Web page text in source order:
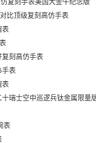
复刻手表美国大金牛纪念版
比顶级复刻高仿手表
表
刻高仿手表
手表
表
瑞士空中巡逻兵钛金属限量
表